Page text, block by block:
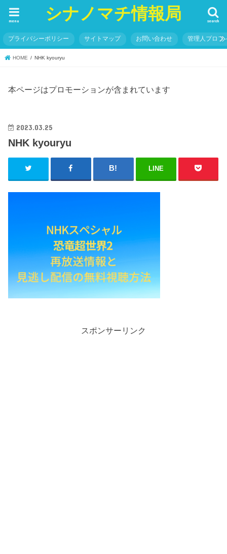
シナノマチ情報局 search
menu
プライバシーポリシー サイトマップ お問い合わせ 管理人プロフ
HOME NHK kyouryu
本ページはプロモーションが含まれています
2023.03.25
NHK kyouryu
LINE
スポンサーリンク